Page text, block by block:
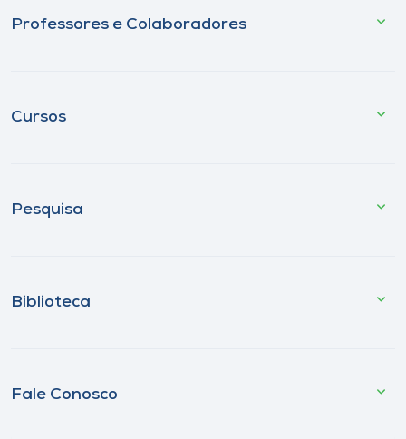
Professores e Colaboradores
Cursos
Pesquisa
Biblioteca
Fale Conosco